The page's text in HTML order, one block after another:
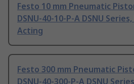
Festo 10 mm Pneumatic
DSNU-40-10-P-A DSNU
Acting
Festo 300 mm Pneumatic
DSNU-40-300-P-A DSNU